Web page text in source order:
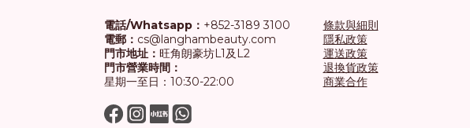
電話/Whatsapp： +852-3189 3100
電郵： cs@langhambeauty.com
門市地址： 旺角朗豪坊L1及L2
門市營業時間：
星期一至日：10:30-22:00
條款與細則
隱私政策
運送政策
退換貨政策
商業合作